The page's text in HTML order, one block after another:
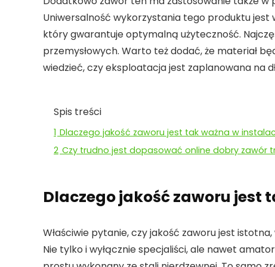
Uniwersalność wykorzystania tego produktu jest
który gwarantuje optymalną użyteczność.
przemysłowych. Warto też dodać, że materiał
wiedzieć, czy eksploatacja jest zaplanowana na
Spis treści
1 Dlaczego jakość zaworu jest tak ważna w
2 Czy trudno jest dopasować online dobry zawór
Dlaczego jakość zaworu jest
Właściwie pytanie, czy jakość zaworu jest
Nie tylko i wyłącznie specjaliści, ale nawet